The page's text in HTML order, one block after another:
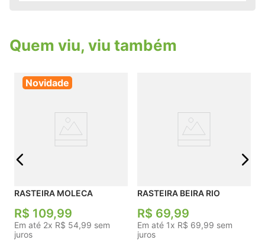
Quem viu, viu também
Novidade
RASTEIRA MOLECA
R$ 109,99
Em até 2x R$ 54,99 sem
juros
RASTEIRA BEIRA RIO
R$ 69,99
Em até 1x R$ 69,99 sem
juros